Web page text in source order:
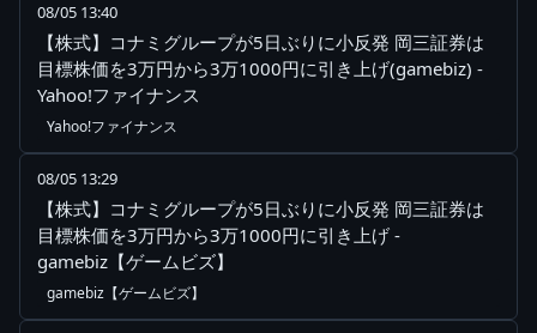
08/05 13:40
【株式】コナミグループが5日ぶりに小反発 岡三証券は
目標株価を3万円から3万1000円に引き上げ(gamebiz) -
Yahoo!ファイナンス
Yahoo!ファイナンス
08/05 13:29
【株式】コナミグループが5日ぶりに小反発 岡三証券は
目標株価を3万円から3万1000円に引き上げ -
gamebiz【ゲームビズ】
gamebiz【ゲームビズ】